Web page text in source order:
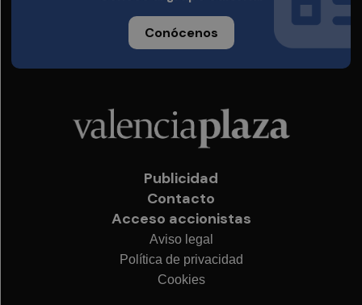
Conócenos
Publicidad
Contacto
Acceso accionistas
Aviso legal
Política de privacidad
Cookies